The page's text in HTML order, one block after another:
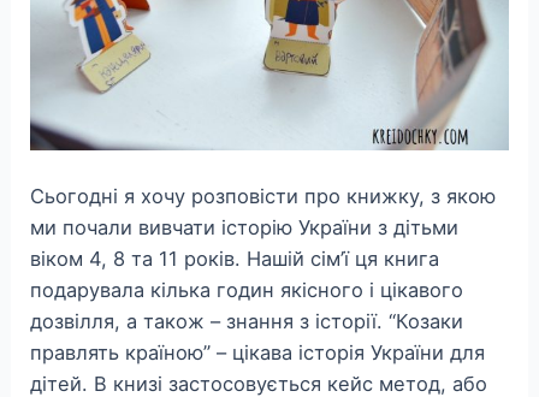
Сьогодні я хочу розповісти про книжку, з якою
ми почали вивчати історію України з дітьми
віком 4, 8 та 11 років. Нашій сім’ї ця книга
подарувала кілька годин якісного і цікавого
дозвілля, а також – знання з історії. “Козаки
правлять країною” – цікава історія України для
дітей. В книзі застосовується кейс метод, або